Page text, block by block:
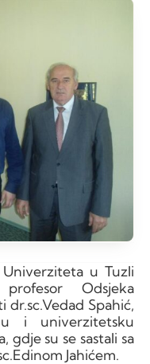
u Tuzli
Odsjeka
dr.sc.Vedad Spahić,
i univerzitetsku
gdje su se sastali sa
Jahićem.